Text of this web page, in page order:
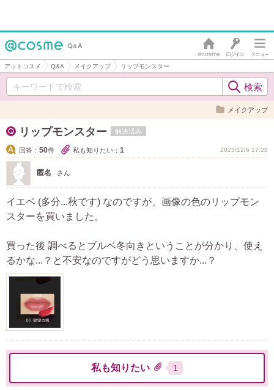
アットコスメ Q&A メイクアップ リップモンスター
メイクアップ
リップモンスター 解決済み
回答： 50件 私も知りたい： 1 2023/12/6 17:28
匿名 さん
イエベ (多分...秋です) なのですが、画像の色のリップモン
スターを買いました。
買った後 調べるとブルベ冬向きということが分かり、使え
るかな...？と不安なのですがどう思いますか...？
私も知りたい 1